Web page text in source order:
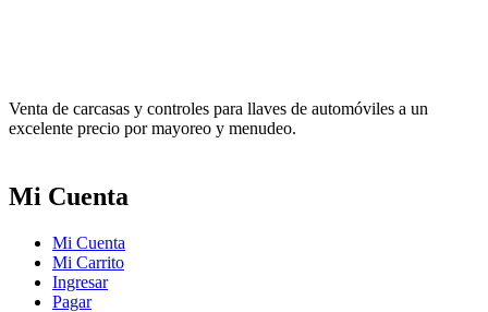
Venta de carcasas y controles para llaves de automóviles a un
excelente precio por mayoreo y menudeo.
Mi Cuenta
Mi Cuenta
Mi Carrito
Ingresar
Pagar